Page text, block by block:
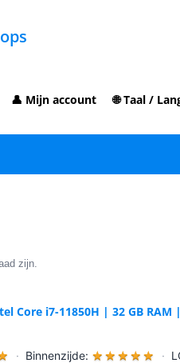
👤 Mijn account 🌐 Taal /
zijn.
Core i7-11850H | 32 GB RAM
· Binnenzijde: ★ ★ ★ ★ ★ ·